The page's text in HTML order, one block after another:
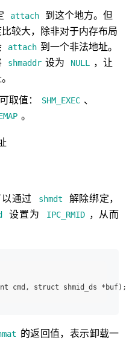
attach
到这个地方。但
较大，除非对于内存布局
attach 到一个非法地址。
shmaddr 设为 NULL
，让
取值： SHM_EXEC 、
。
通过 shmdt
解除绑定，
设置为 IPC_RMID ，从而
的返回值，表示卸载一